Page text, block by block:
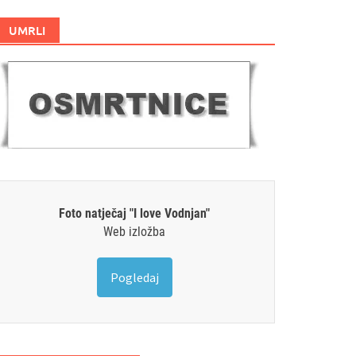
UMRLI
Foto natječaj "I love Vodnjan"
Web izložba
Pogledaj